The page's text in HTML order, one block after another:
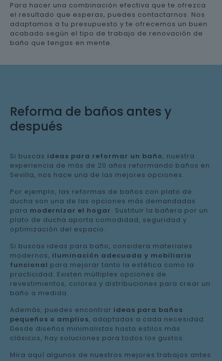
Para hacer una combinación efectiva que te ofrezca
el resultado que esperas, puedes contactarnos. Nos
adaptamos a tu presupuesto y te ofrecemos un buen
acabado según el tipo de trabajo de renovación de
baño que tengas en mente.
Reforma de baños antes y
después
Si buscas ideas para reformar un baño, nuestra
experiencia de más de 20 años reformando baños en
Sevilla, nos hace una de las mejores opciones.
Por ejemplo, las reformas de baños con plato de
ducha son una de las opciones más demandadas
para modernizar el hogar. Sustituir la bañera por un
plato de ducha aporta comodidad, seguridad y
optimización del espacio.
Si buscas ideas para baño, considera materiales
modernos, iluminación adecuada y mobiliario
funcional para mejorar tanto la estética como la
practicidad. Existen múltiples opciones de
revestimientos, colores y distribuciones para crear un
baño a medida.
Además, puedes encontrar ideas para baños
pequeños o amplios, adaptadas a cada necesidad.
Desde diseños minimalistas hasta estilos más
clásicos, hay soluciones para todos los gustos.
Mira aquí algunos de nuestros mejores trabajos antes